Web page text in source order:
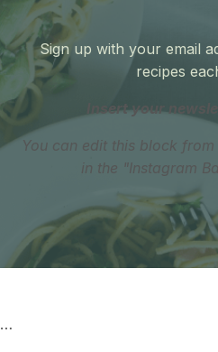
Sign up with your email
recipes
Insert your
You can edit this block from
in the "Instagram
…